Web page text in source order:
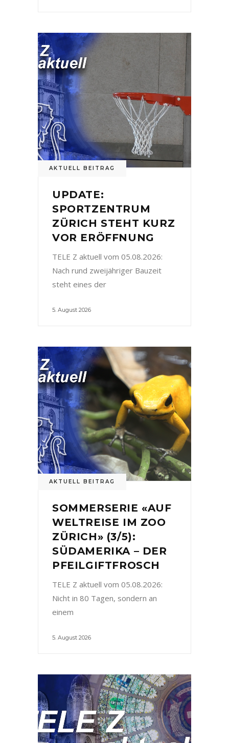
AKTUELL BEITRAG
UPDATE:
SPORTZENTRUM
ZÜRICH STEHT KURZ
VOR ERÖFFNUNG
TELE Z aktuell vom 05.08.2026:
Nach rund zweijähriger Bauzeit
steht eines der
5. August 2026
AKTUELL BEITRAG
SOMMERSERIE «AUF
WELTREISE IM ZOO
ZÜRICH» (3/5):
SÜDAMERIKA – DER
PFEILGIFTFROSCH
TELE Z aktuell vom 05.08.2026:
Nicht in 80 Tagen, sondern an
einem
5. August 2026